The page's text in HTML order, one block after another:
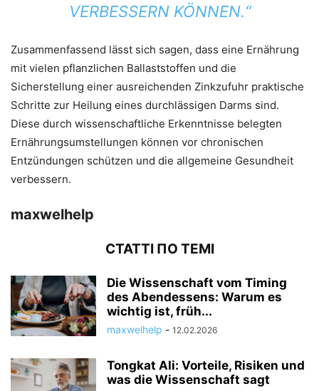
VERBESSERN KÖNNEN.“
Zusammenfassend lässt sich sagen, dass eine Ernährung
mit vielen pflanzlichen Ballaststoffen und die
Sicherstellung einer ausreichenden Zinkzufuhr praktische
Schritte zur Heilung eines durchlässigen Darms sind.
Diese durch wissenschaftliche Erkenntnisse belegten
Ernährungsumstellungen können vor chronischen
Entzündungen schützen und die allgemeine Gesundheit
verbessern.
maxwelhelp
СТАТТІ ПО ТЕМІ
Die Wissenschaft vom Timing
des Abendessens: Warum es
wichtig ist, früh...
maxwelhelp - 12.02.2026
Tongkat Ali: Vorteile, Risiken und
was die Wissenschaft sagt